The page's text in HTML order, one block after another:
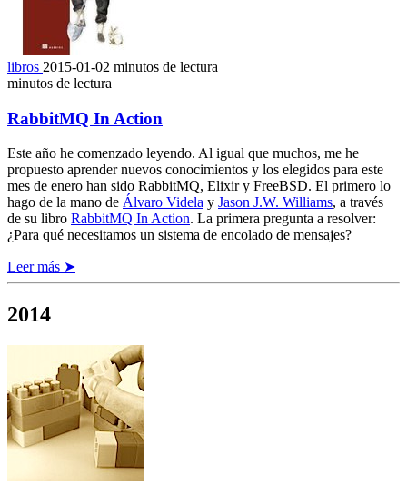
libros 2015-01-02 minutos de lectura
minutos de lectura
RabbitMQ In Action
Este año he comenzado leyendo. Al igual que muchos, me he
propuesto aprender nuevos conocimientos y los elegidos para este
mes de enero han sido RabbitMQ, Elixir y FreeBSD. El primero lo
hago de la mano de Álvaro Videla y Jason J.W. Williams, a través
de su libro RabbitMQ In Action. La primera pregunta a resolver:
¿Para qué necesitamos un sistema de encolado de mensajes?
Leer más ➤
2014